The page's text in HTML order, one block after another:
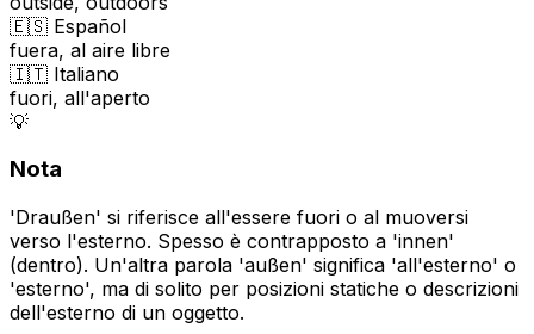
🇪🇸 Español
fuera, al aire libre
🇮🇹 Italiano
fuori, all'aperto
💡
Nota
'Draußen' si riferisce all'essere fuori o al muoversi
verso l'esterno. Spesso è contrapposto a 'innen'
(dentro). Un'altra parola 'außen' significa 'all'esterno' o
'esterno', ma di solito per posizioni statiche o descrizioni
dell'esterno di un oggetto.